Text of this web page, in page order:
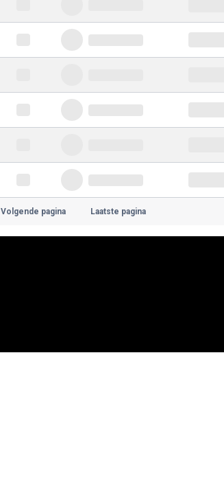
Volgende pagina Laatste pagina